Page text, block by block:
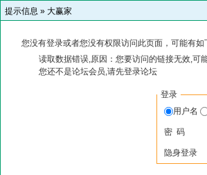
提示信息 » 大赢家
您没有登录或者您没有权限访问此页面，可能有如
读取数据错误,原因：您要访问的链接无效,可
您还不是论坛会员,请先登录论坛
登录
用户名
密 码
隐身登录